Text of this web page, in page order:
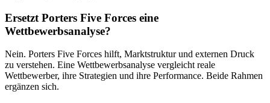
Ersetzt Porters Five Forces eine
Wettbewerbsanalyse?
Nein. Porters Five Forces hilft, Marktstruktur und externen Druck
zu verstehen. Eine Wettbewerbsanalyse vergleicht reale
Wettbewerber, ihre Strategien und ihre Performance. Beide Rahmen
ergänzen sich.